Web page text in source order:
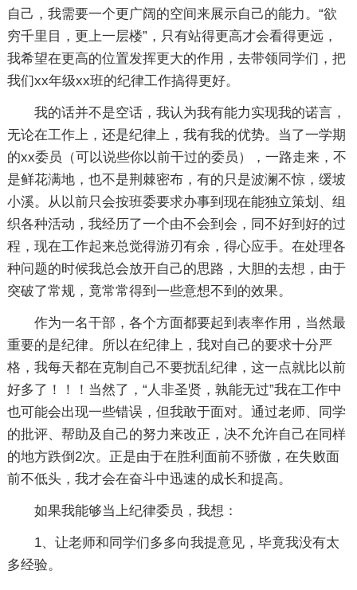
自己，我需要一个更广阔的空间来展示自己的能力。“欲
穷千里目，更上一层楼”，只有站得更高才会看得更远，
我希望在更高的位置发挥更大的作用，去带领同学们，把
我们xx年级xx班的纪律工作搞得更好。
我的话并不是空话，我认为我有能力实现我的诺言，
无论在工作上，还是纪律上，我有我的优势。当了一学期
的xx委员（可以说些你以前干过的委员），一路走来，不
是鲜花满地，也不是荆棘密布，有的只是波澜不惊，缓坡
小溪。从以前只会按班委要求办事到现在能独立策划、组
织各种活动，我经历了一个由不会到会，同不好到好的过
程，现在工作起来总觉得游刃有余，得心应手。在处理各
种问题的时候我总会放开自己的思路，大胆的去想，由于
突破了常规，竟常常得到一些意想不到的效果。
作为一名干部，各个方面都要起到表率作用，当然最
重要的是纪律。所以在纪律上，我对自己的要求十分严
格，我每天都在克制自己不要扰乱纪律，这一点就比以前
好多了！！！当然了，“人非圣贤，孰能无过”我在工作中
也可能会出现一些错误，但我敢于面对。通过老师、同学
的批评、帮助及自己的努力来改正，决不允许自己在同样
的地方跌倒2次。正是由于在胜利面前不骄傲，在失败面
前不低头，我才会在奋斗中迅速的成长和提高。
如果我能够当上纪律委员，我想：
1、让老师和同学们多多向我提意见，毕竟我没有太
多经验。